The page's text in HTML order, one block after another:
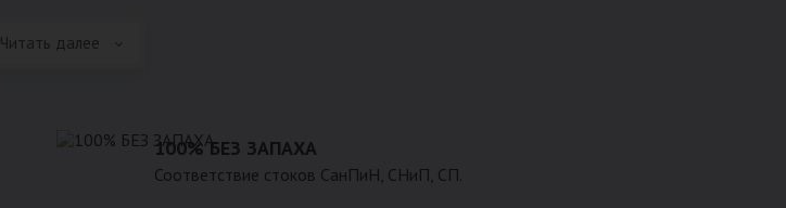
Читать далее
100% БЕЗ ЗАПАХА
Соответствие стоков СанПиН, СНиП, СП.